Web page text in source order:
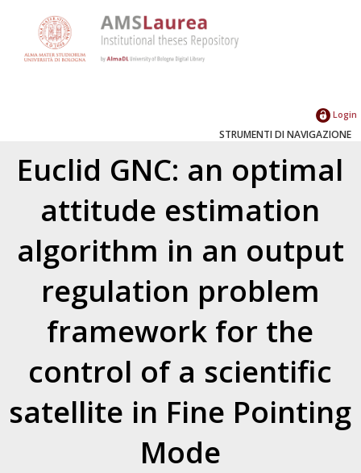
Login
STRUMENTI DI NAVIGAZIONE
Euclid GNC: an optimal
attitude estimation
algorithm in an output
regulation problem
framework for the
control of a scientific
satellite in Fine Pointing
Mode